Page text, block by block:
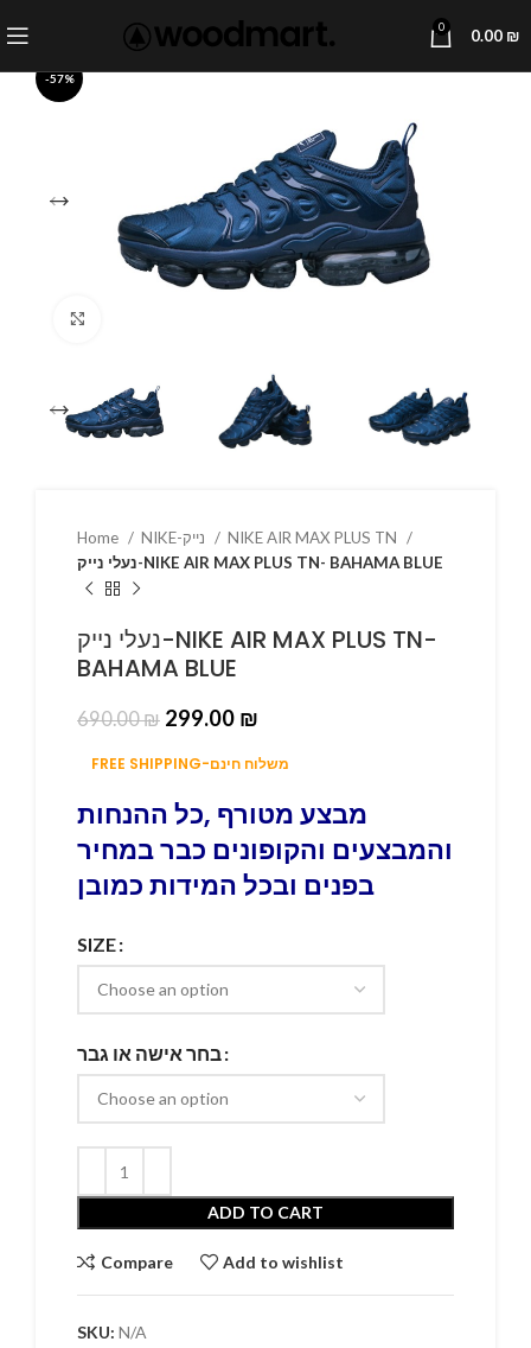
0 0.00 ₪
-57%
Home
NIKE AIR MAX PLUS TN
נעלי נייק-NIKE AIR MAX PLUS TN- BAHAMA BLUE
נעלי נייק-NIKE AIR MAX PLUS TN-
BAHAMA BLUE
690.00₪ 299.00 ₪
FREE SHIPPING-משלוח חינם
מבצע מטורף ,כל ההנחות
והמבצעים והקופונים כבר במחיר
בפנים ובכל המידות כמובן
SIZE
בחר אישה או גבר
ADD TO CART
Compare Add to wishlist
SKU: N/A